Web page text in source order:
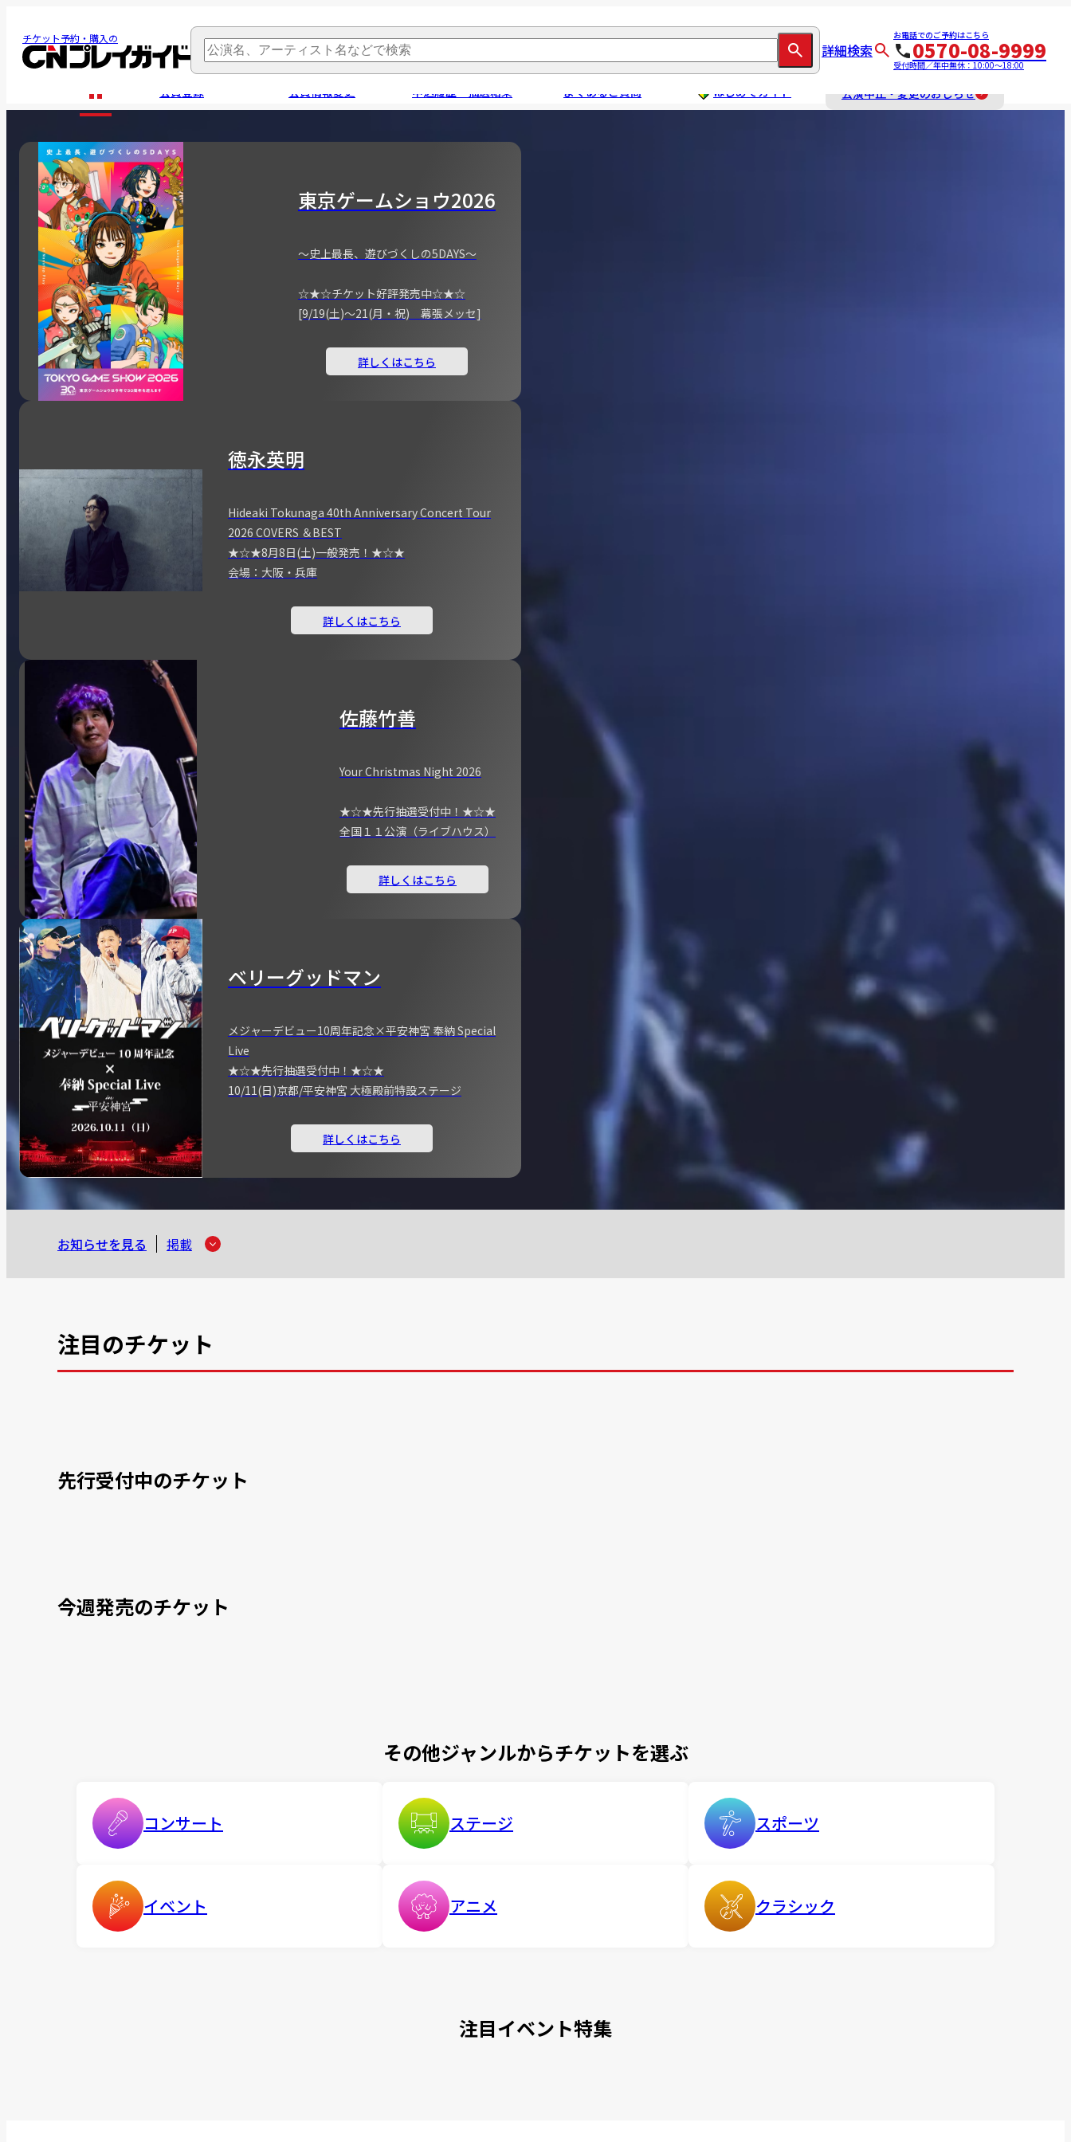
チケット予約・購入の
詳細検索
お電話でのご予約はこちら
0570-08-9999
受付時間／年中無休：10:00～18:00
会員登録 会員情報変更 申込履歴・抽選結果 よくあるご質問 はじめてガイド 公演中止・変更のおしらせ
東京ゲームショウ2026
～史上最長、遊びづくしの5DAYS～
☆★☆チケット好評発売中☆★☆
[9/19(土)～21(月・祝) 幕張メッセ]
詳しくはこちら
徳永英明
Hideaki Tokunaga 40th Anniversary Concert Tour
2026 COVERS ＆BEST
★☆★8月8日(土)一般発売！★☆★
会場：大阪・兵庫
詳しくはこちら
佐藤竹善
Your Christmas Night 2026
★☆★先行抽選受付中！★☆★
全国１１公演（ライブハウス）
詳しくはこちら
ベリーグッドマン
メジャーデビュー10周年記念×平安神宮 奉納 Special
Live
★☆★先行抽選受付中！★☆★
10/11(日)京都/平安神宮 大極殿前特設ステージ
詳しくはこちら
お知らせを見る 掲載
注目のチケット
先行受付中のチケット
今週発売のチケット
その他ジャンルからチケットを選ぶ
コンサート ステージ スポーツ
イベント アニメ クラシック
注目イベント特集